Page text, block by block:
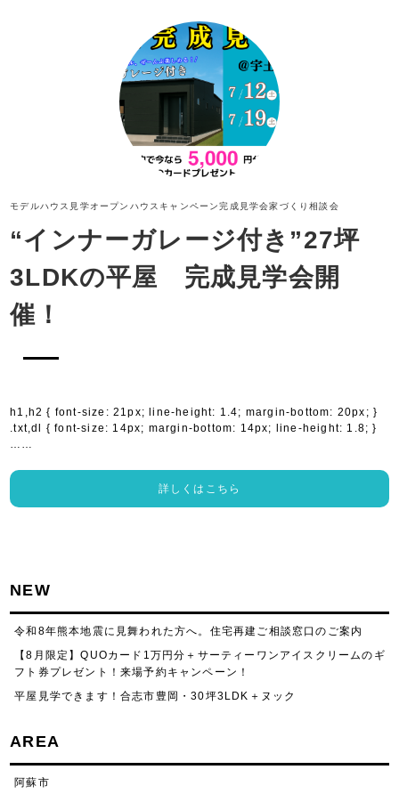
モデルハウス見学オープンハウス キャンペーン完成見学会家づくり相談会
“インナーガレージ付き”27坪
3LDKの平屋 完成見学会開
催！
h1,h2 { font-size: 21px; line-height: 1.4; margin-bottom: 20px; }
.txt,dl { font-size: 14px; margin-bottom: 14px; line-height: 1.8; }
……
詳しくはこちら
NEW
令和8年熊本地震に見舞われた方へ。住宅再建ご相談窓口のご案内
【8月限定】QUOカード1万円分＋サーティーワンアイスクリームのギ
フト券プレゼント！来場予約キャンペーン！
平屋見学できます！合志市豊岡・30坪3LDK＋ヌック
AREA
阿蘇市